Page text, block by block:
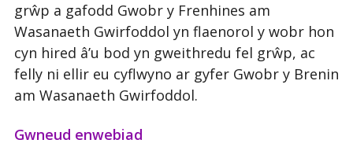
grŵp a gafodd Gwobr y Frenhines am
Wasanaeth Gwirfoddol yn flaenorol y wobr hon
cyn hired â’u bod yn gweithredu fel grŵp, ac
felly ni ellir eu cyflwyno ar gyfer Gwobr y Brenin
am Wasanaeth Gwirfoddol.
Gwneud enwebiad